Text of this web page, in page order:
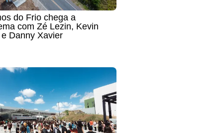
do Frio chega a
com Zé Lezin, Kevin
Danny Xavier